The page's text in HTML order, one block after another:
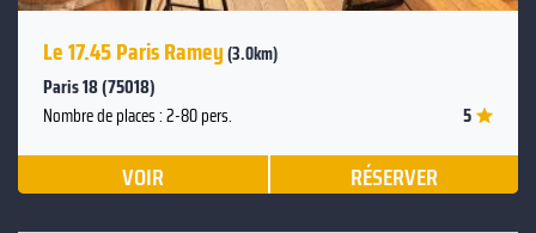
Le 17.45 Paris Ramey(3.0km)
Paris 18 (75018)
Nombre de places : 2-80 pers. 5
VOIR RÉSERVER